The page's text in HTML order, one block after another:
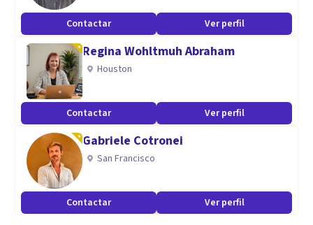
Contactar Ver perfil
Regina Wohltmuh Abraham
Houston
Contactar Ver perfil
Gabriele Cotronei
San Francisco
Contactar Ver perfil